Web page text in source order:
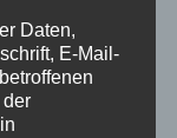
Kuppe. Wir
und hören
„Euch ist
Daten,
E-Mail-